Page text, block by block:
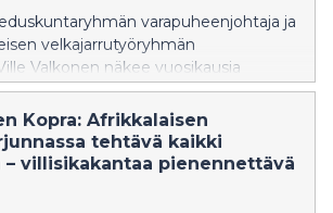
asiakasmaksun hinnalla.
varapuheenjohtaja ja
velkajarrutyöryhmän
Valkonen näkee vuosikausia
hallituksen käynnistämän
olevan nyt vauhdissa Suomen
sektori ja kansantalous kasvavat
julkisia menoja saadaan
Kopra: Afrikkalaisen
tehtävä kaikki
villisikakantaa pienennettävä